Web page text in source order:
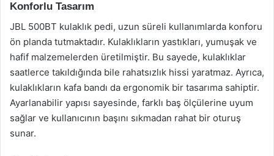
Konforlu Tasarım
JBL 500BT kulaklık pedi, uzun süreli kullanımlarda konforu
ön planda tutmaktadır. Kulaklıkların yastıkları, yumuşak ve
hafif malzemelerden üretilmiştir. Bu sayede, kulaklıklar
saatlerce takıldığında bile rahatsızlık hissi yaratmaz. Ayrıca,
kulaklıkların kafa bandı da ergonomik bir tasarıma sahiptir.
Ayarlanabilir yapısı sayesinde, farklı baş ölçülerine uyum
sağlar ve kullanıcının başını sıkmadan rahat bir oturuş
sunar.